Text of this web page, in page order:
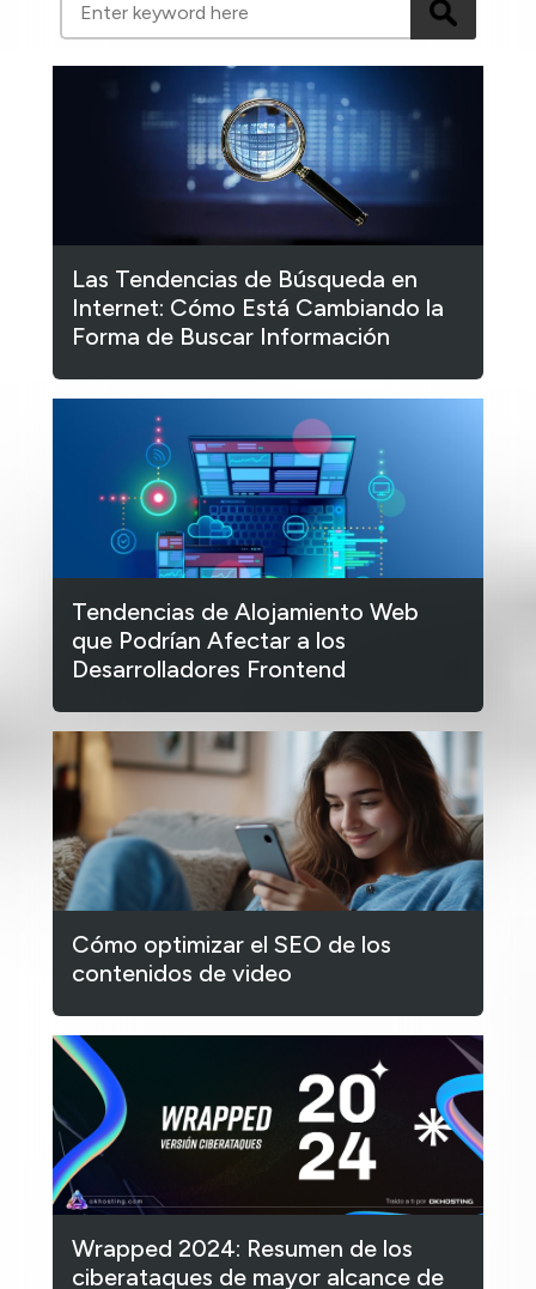
Las Tendencias de Búsqueda en
Internet: Cómo Está Cambiando la
Forma de Buscar Información
Tendencias de Alojamiento Web
que Podrían Afectar a los
Desarrolladores Frontend
Cómo optimizar el SEO de los
contenidos de video
Wrapped 2024: Resumen de los
ciberataques de mayor alcance de